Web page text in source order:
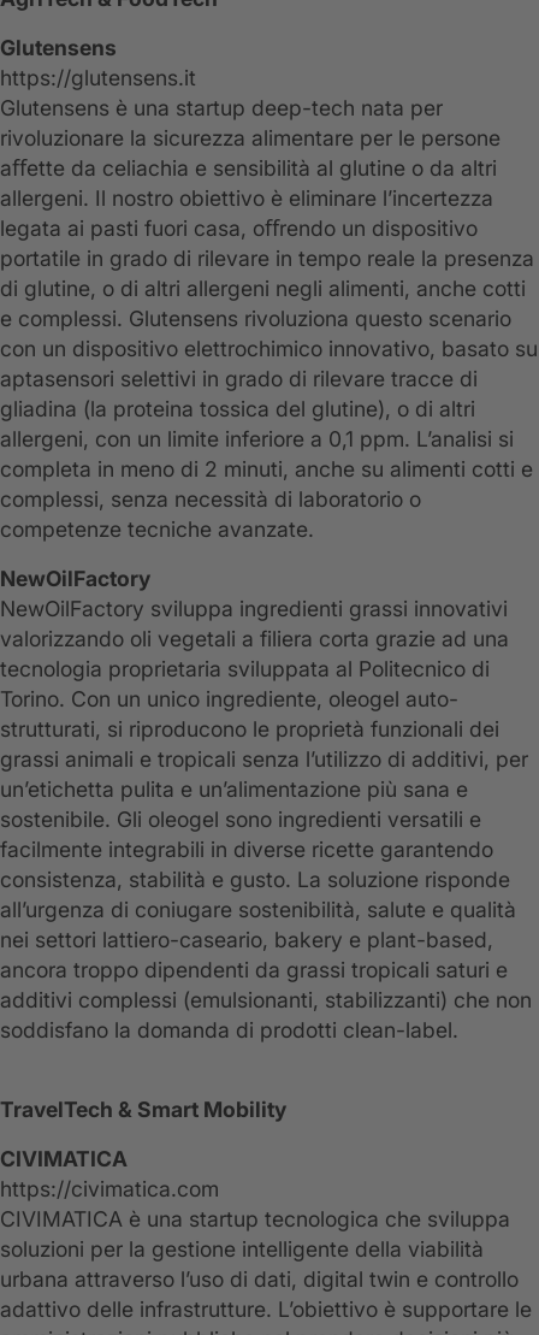
Glutensens
https://glutensens.it
Glutensens è una startup deep-tech nata per
rivoluzionare la sicurezza alimentare per le persone
aﬀette da celiachia e sensibilità al glutine o da altri
allergeni. Il nostro obiettivo è eliminare l’incertezza
legata ai pasti fuori casa, oﬀrendo un dispositivo
portatile in grado di rilevare in tempo reale la presenza
di glutine, o di altri allergeni negli alimenti, anche cotti
e complessi. Glutensens rivoluziona questo scenario
con un dispositivo elettrochimico innovativo, basato su
aptasensori selettivi in grado di rilevare tracce di
gliadina (la proteina tossica del glutine), o di altri
allergeni, con un limite inferiore a 0,1 ppm. L’analisi si
completa in meno di 2 minuti, anche su alimenti cotti e
complessi, senza necessità di laboratorio o
competenze tecniche avanzate.
NewOilFactory
NewOilFactory sviluppa ingredienti grassi innovativi
valorizzando oli vegetali a filiera corta grazie ad una
tecnologia proprietaria sviluppata al Politecnico di
Torino. Con un unico ingrediente, oleogel auto-
strutturati, si riproducono le proprietà funzionali dei
grassi animali e tropicali senza l’utilizzo di additivi, per
un’etichetta pulita e un’alimentazione più sana e
sostenibile. Gli oleogel sono ingredienti versatili e
facilmente integrabili in diverse ricette garantendo
consistenza, stabilità e gusto. La soluzione risponde
all’urgenza di coniugare sostenibilità, salute e qualità
nei settori lattiero-caseario, bakery e plant-based,
ancora troppo dipendenti da grassi tropicali saturi e
additivi complessi (emulsionanti, stabilizzanti) che non
soddisfano la domanda di prodotti clean-label.
TravelTech & Smart Mobility
CIVIMATICA
https://civimatica.com
CIVIMATICA è una startup tecnologica che sviluppa
soluzioni per la gestione intelligente della viabilità
urbana attraverso l’uso di dati, digital twin e controllo
adattivo delle infrastrutture. L’obiettivo è supportare le